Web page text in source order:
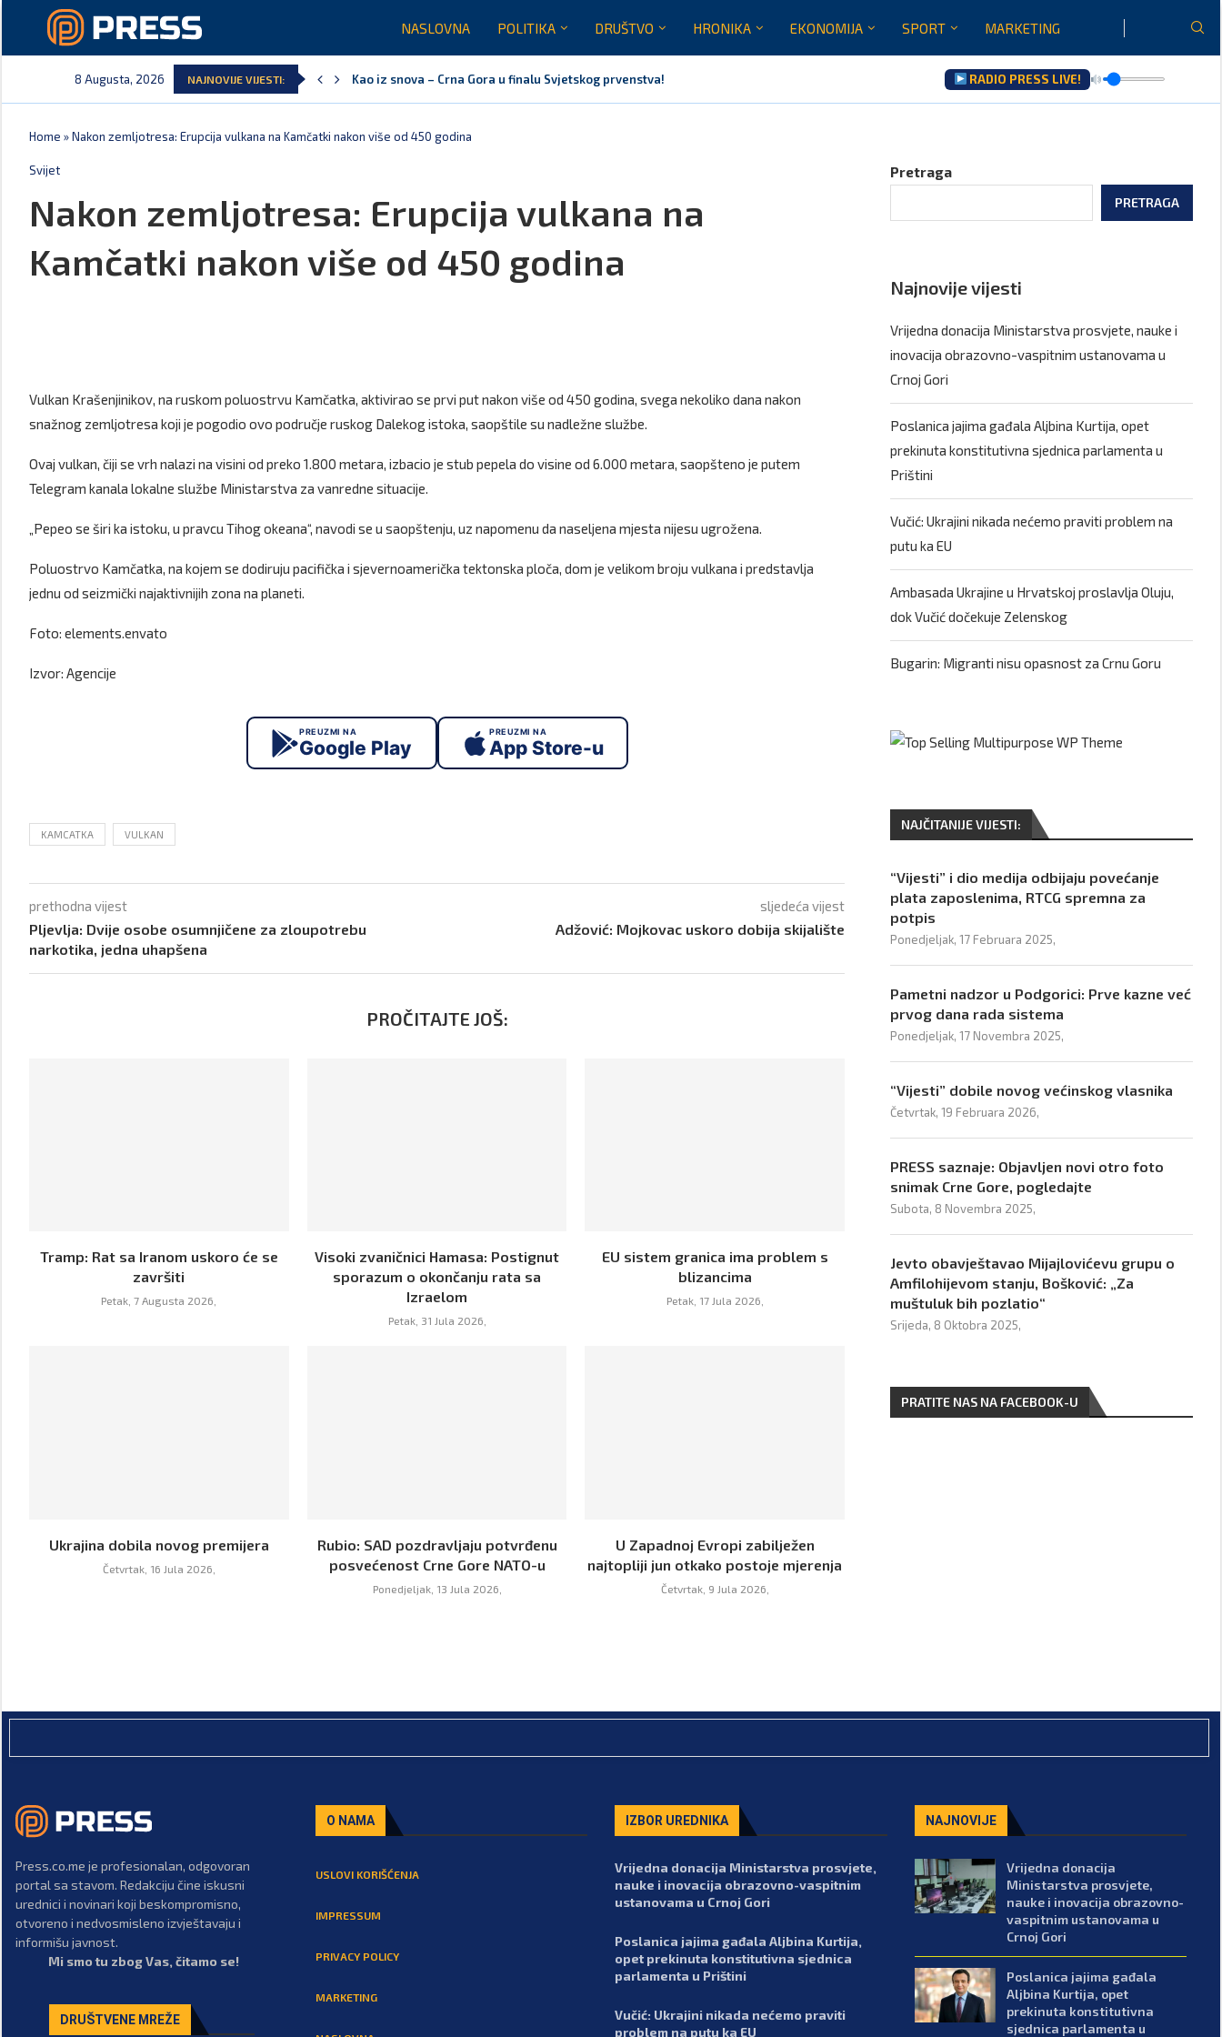
NASLOVNA POLITIKA DRUŠTVO HRONIKA EKONOMIJA SPORT MARKETING
8 Augusta, 2026 NAJNOVIJE VIJESTI:
Kao iz snova – Crna Gora u finalu Svjetskog prvenstva!
Pejak: Hoće li Milan Knežević i Vučića nazvati izdajnikom zbog dolaska...
Spajić: Otvaramo vrata američkim investicijama i savremenim tehnologijama, rezultati saradnje govoriće...
Serbian Times: Vučić podijelio crkvu u Crnoj Gori
Delegacija EU: Crna Gora nije dio inicijative za centre za migrante,...
Potpisan ugovor za prvu fazu stambenog projekta na Veljem brdu vrijednu...
RADIO PRESS LIVE!
Home »Nakon zemljotresa: Erupcija vulkana na Kamčatki nakon više od 450 godina
Svijet
Nakon zemljotresa: Erupcija vulkana na
Kamčatki nakon više od 450 godina
Vulkan Krašenjinikov, na ruskom poluostrvu Kamčatka, aktivirao se prvi put nakon više od 450 godina, svega nekoliko dana nakon
snažnog zemljotresa koji je pogodio ovo područje ruskog Dalekog istoka, saopštile su nadležne službe.
Ovaj vulkan, čiji se vrh nalazi na visini od preko 1.800 metara, izbacio je stub pepela do visine od 6.000 metara, saopšteno je putem
Telegram kanala lokalne službe Ministarstva za vanredne situacije.
„Pepeo se širi ka istoku, u pravcu Tihog okeana“, navodi se u saopštenju, uz napomenu da naseljena mjesta nijesu ugrožena.
Poluostrvo Kamčatka, na kojem se dodiruju pacifička i sjevernoamerička tektonska ploča, dom je velikom broju vulkana i predstavlja
jednu od seizmički najaktivnijih zona na planeti.
Foto: elements.envato
Izvor: Agencije
PREUZMI NA
Google Play
PREUZMI NA
App Store-u
KAMCATKA VULKAN
prethodna vijest
Pljevlja: Dvije osobe osumnjičene za zloupotrebu
narkotika, jedna uhapšena
sljedeća vijest
Adžović: Mojkovac uskoro dobija skijalište
PROČITAJTE JOŠ:
Tramp: Rat sa Iranom uskoro će se
završiti
Petak, 7 Augusta 2026,
Visoki zvaničnici Hamasa: Postignut
sporazum o okončanju rata sa
Izraelom
Petak, 31 Jula 2026,
EU sistem granica ima problem s
blizancima
Petak, 17 Jula 2026,
Ukrajina dobila novog premijera
Četvrtak, 16 Jula 2026,
Rubio: SAD pozdravljaju potvrđenu
posvećenost Crne Gore NATO-u
Ponedjeljak, 13 Jula 2026,
U Zapadnoj Evropi zabilježen
najtopliji jun otkako postoje mjerenja
Četvrtak, 9 Jula 2026,
Pretraga
PRETRAGA
Najnovije vijesti
Vrijedna donacija Ministarstva prosvjete, nauke i
inovacija obrazovno-vaspitnim ustanovama u
Crnoj Gori
Poslanica jajima gađala Aljbina Kurtija, opet
prekinuta konstitutivna sjednica parlamenta u
Prištini
Vučić: Ukrajini nikada nećemo praviti problem na
putu ka EU
Ambasada Ukrajine u Hrvatskoj proslavlja Oluju,
dok Vučić dočekuje Zelenskog
Bugarin: Migranti nisu opasnost za Crnu Goru
NAJČITANIJE VIJESTI:
“Vijesti” i dio medija odbijaju povećanje
plata zaposlenima, RTCG spremna za
potpis
Ponedjeljak, 17 Februara 2025,
Pametni nadzor u Podgorici: Prve kazne već
prvog dana rada sistema
Ponedjeljak, 17 Novembra 2025,
“Vijesti” dobile novog većinskog vlasnika
Četvrtak, 19 Februara 2026,
PRESS saznaje: Objavljen novi otro foto
snimak Crne Gore, pogledajte
Subota, 8 Novembra 2025,
Jevto obavještavao Mijajlovićevu grupu o
Amfilohijevom stanju, Bošković: „Za
muštuluk bih pozlatio“
Srijeda, 8 Oktobra 2025,
PRATITE NAS NA FACEBOOK-U
Press.co.me je profesionalan, odgovoran
portal sa stavom. Redakciju čine iskusni
urednici i novinari koji beskompromisno,
otvoreno i nedvosmisleno izvještavaju i
informišu javnost.
Mi smo tu zbog Vas, čitamo se!
DRUŠTVENE MREŽE
O NAMA
USLOVI KORIŠĆENJA
IMPRESSUM
PRIVACY POLICY
MARKETING
IZBOR UREDNIKA
Vrijedna donacija Ministarstva prosvjete,
nauke i inovacija obrazovno-vaspitnim
ustanovama u Crnoj Gori
Poslanica jajima gađala Aljbina Kurtija,
opet prekinuta konstitutivna sjednica
parlamenta u Prištini
Vučić: Ukrajini nikada nećemo praviti
problem na putu ka EU
NAJNOVIJE
Vrijedna donacija
Ministarstva prosvjete,
nauke i inovacija obrazovno-
vaspitnim ustanovama u
Crnoj Gori
Poslanica jajima gađala
Aljbina Kurtija, opet
prekinuta konstitutivna
sjednica parlamenta u